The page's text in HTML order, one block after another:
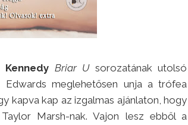
Kennedy Briar Usorozatának utolsó
Edwards meglehetősen unja a trófea
kapva kap az izgalmas ajánlaton, hogy
Marsh-nak. Vajon lesz ebből a